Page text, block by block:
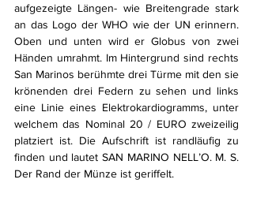
aufgezeigte Längen- wie Breitengrade stark
an das Logo der WHO wie der UN erinnern.
Oben und unten wird er Globus von zwei
Händen umrahmt. Im Hintergrund sind rechts
San Marinos berühmte drei Türme mit den sie
krönenden drei Federn zu sehen und links
eine Linie eines Elektrokardiogramms, unter
welchem das Nominal 20 / EURO zweizeilig
platziert ist. Die Aufschrift ist randläufig zu
finden und lautet SAN MARINO NELL’O. M. S.
Der Rand der Münze ist geriffelt.